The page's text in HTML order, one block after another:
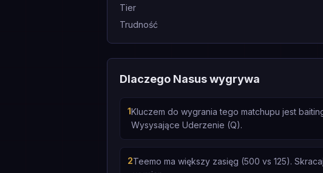
Tier
Trudność
Dlaczego Nasus wygrywa
1Kluczem do wygrania tego matchupu jest
Wysysające Uderzenie (Q).
2Teemo ma większy zasięg (500 vs 125).